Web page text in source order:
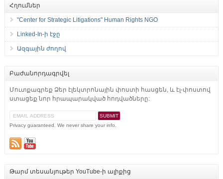
Հղումներ
"Center for Strategic Litigations" Human Rights NGO
Linked-In-ի էջը
Ազգային ժողով
Բաժանորդագրվել
Մուտքագրեք Ձեր էլեկտրոնային փոստի հասցեն, և էլ-փոստով
ստացեք նոր հրապարակված հոդվածները:
Privacy guaranteed. We never share your info.
Թարմ տեսանյութեր YouTube-ի ալիքից